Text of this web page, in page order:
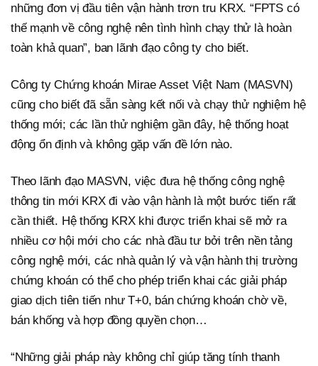
những đơn vị đầu tiên vận hành trơn tru KRX. “FPTS có
thế mạnh về công nghệ nên tình hình chạy thử là hoàn
toàn khả quan”, ban lãnh đạo công ty cho biết.
Công ty Chứng khoán Mirae Asset Việt Nam (MASVN)
cũng cho biết đã sẵn sàng kết nối và chạy thử nghiệm hệ
thống mới; các lần thử nghiệm gần đây, hệ thống hoạt
động ổn định và không gặp vấn đề lớn nào.
Theo lãnh đạo MASVN, việc đưa hệ thống công nghệ
thông tin mới KRX đi vào vận hành là một bước tiến rất
cần thiết. Hệ thống KRX khi được triển khai sẽ mở ra
nhiều cơ hội mới cho các nhà đầu tư bởi trên nền tảng
công nghệ mới, các nhà quản lý và vận hành thị trường
chứng khoán có thể cho phép triển khai các giải pháp
giao dịch tiên tiến như T+0, bán chứng khoán chờ về,
bán khống và hợp đồng quyền chọn…
“Những giải pháp này không chỉ giúp tăng tính thanh